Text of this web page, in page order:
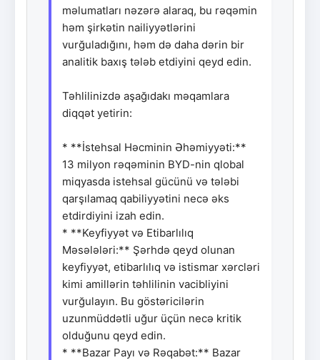
məlumatları nəzərə alaraq, bu rəqəmin
həm şirkətin nailiyyətlərini
vurğuladığını, həm də daha dərin bir
analitik baxış tələb etdiyini qeyd edin.
Təhlilinizdə aşağıdakı məqamlara
diqqət yetirin:
* **İstehsal Həcminin Əhəmiyyəti:**
13 milyon rəqəminin BYD-nin qlobal
miqyasda istehsal gücünü və tələbi
qarşılamaq qabiliyyətini necə əks
etdirdiyini izah edin.
* **Keyfiyyət və Etibarlılıq
Məsələləri:** Şərhdə qeyd olunan
keyfiyyət, etibarlılıq və istismar xərcləri
kimi amillərin təhlilinin vacibliyini
vurğulayın. Bu göstəricilərin
uzunmüddətli uğur üçün necə kritik
olduğunu qeyd edin.
* **Bazar Payı və Rəqabət:** Bazar